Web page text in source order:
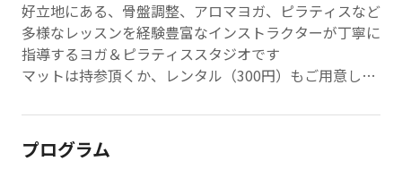
好立地にある、骨盤調整、アロマヨガ、ピラティスなど
多様なレッスンを経験豊富なインストラクターが丁寧に
指導するヨガ＆ピラティススタジオです
マットは持参頂くか、レンタル（300円）もご用意して
プログラム